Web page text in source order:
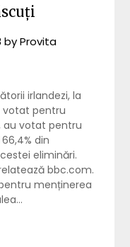
byProvita
irlandezi, la
votat pentru
au votat pentru
din
eliminări.
bbc.com.
menținerea